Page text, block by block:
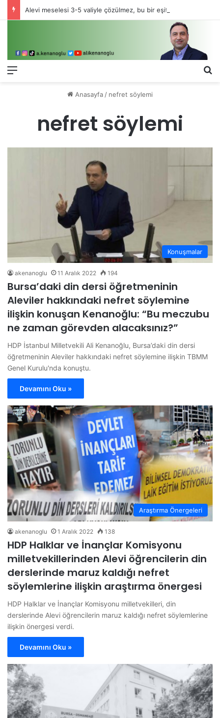
Menü
Anasayfa / nefret söylemi
nefret söylemi
Konuşmalar
akenanoglu 11 Aralık 2022 194
Bursa’daki din dersi öğretmeninin
Aleviler hakkındaki nefret söylemine
ilişkin konuşan Kenanoğlu: “Bu meczubu
ne zaman görevden alacaksınız?”
HDP İstanbul Milletvekili Ali Kenanoğlu, Bursa’daki din dersi
öğretmeninin Aleviler hakkındaki nefret söylemine ilişkin TBMM
Genel Kurulu'nda konuştu.
Devamını Oku »
Araştırma Önergeleri
akenanoglu 1 Aralık 2022 138
HDP Halklar ve İnançlar Komisyonu
milletvekillerinden Alevi öğrencilerin din
derslerinde maruz kaldığı nefret
söylemlerine ilişkin araştırma önergesi
HDP Halklar ve İnançlar Komisyonu milletvekilleri, din
derslerinde Alevi öğrencilerin maruz kaldığı nefret söylemlerine
ilişkin önergesi verdi.
Devamını Oku »